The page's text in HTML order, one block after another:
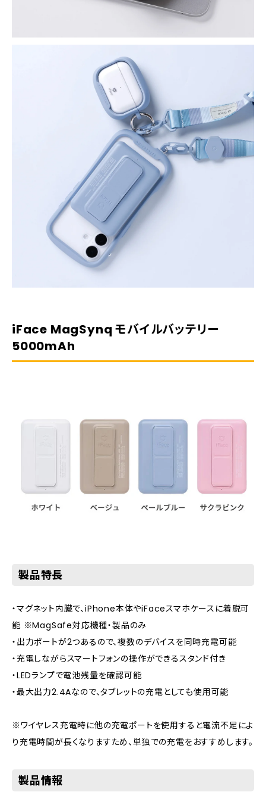
iFace MagSynq モバイルバッテリー
5000mAh
製品特長
・マグネット内臓で、iPhone本体やiFaceスマホケースに着脱可
能 ※MagSafe対応機種・製品のみ
・出力ポートが2つあるので、複数のデバイスを同時充電可能
・充電しながらスマートフォンの操作ができるスタンド付き
・LEDランプで電池残量を確認可能
・最大出力2.4Aなので、タブレットの充電としても使用可能
※ワイヤレス充電時に他の充電ポートを使用すると電流不足によ
り充電時間が長くなりますため、単独での充電をおすすめします。
製品情報